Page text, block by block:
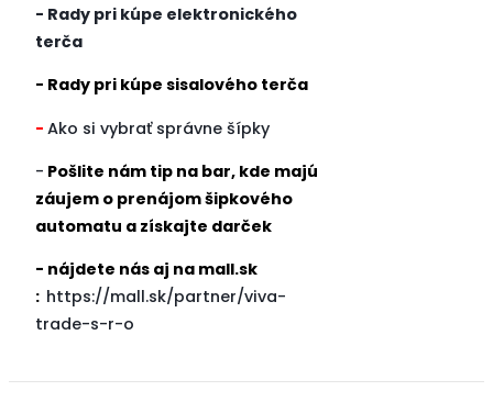
- Rady pri kúpe elektronického
terča
- Rady pri kúpe sisalového terča
- Ako si vybrať správne šípky
- Pošlite nám tip na bar, kde majú
záujem o prenájom šipkového
automatu a získajte darček
- nájdete nás aj na mall.sk
: https://mall.sk/partner/viva-
trade-s-r-o